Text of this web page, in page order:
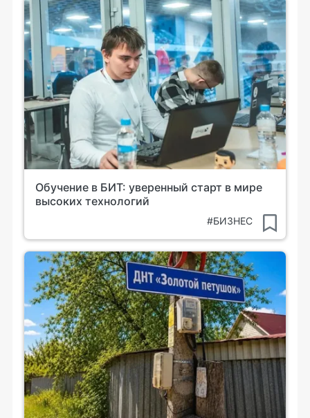
Обучение в БИТ: уверенный старт в мире
высоких технологий
#БИЗНЕС